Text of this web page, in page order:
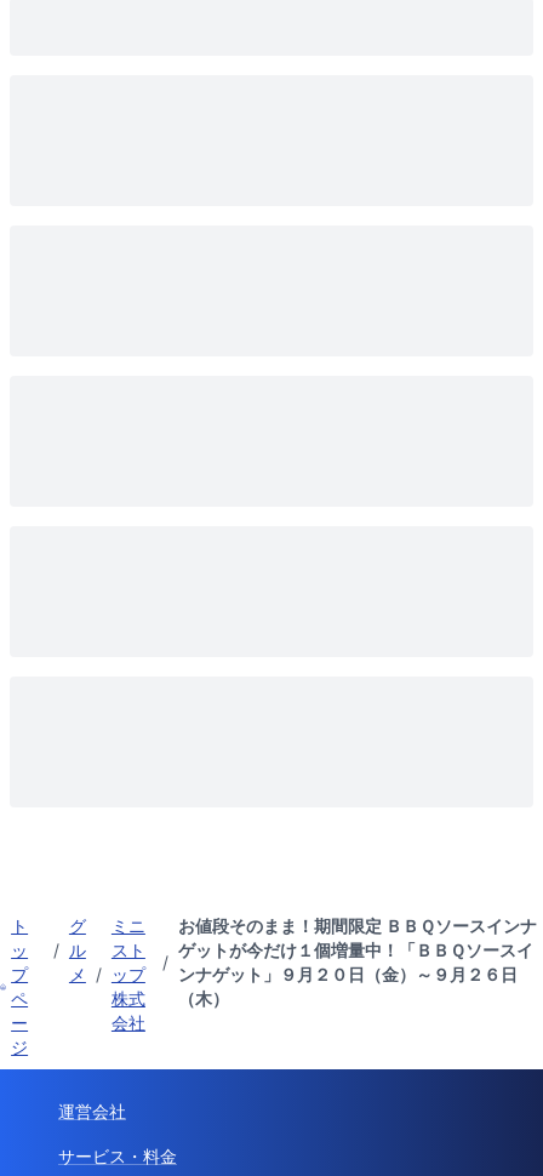
ト
ッ
プ
ペ
ー
ジ
/
グ
ル
メ
/
ミニ
スト
ップ
株式
会社
/
お値段そのまま！期間限定 ＢＢＱソースインナ
ゲットが今だけ１個増量中！「ＢＢＱソースイ
ンナゲット」９月２０日（金）～９月２６日
（木）
運営会社
サービス・料金